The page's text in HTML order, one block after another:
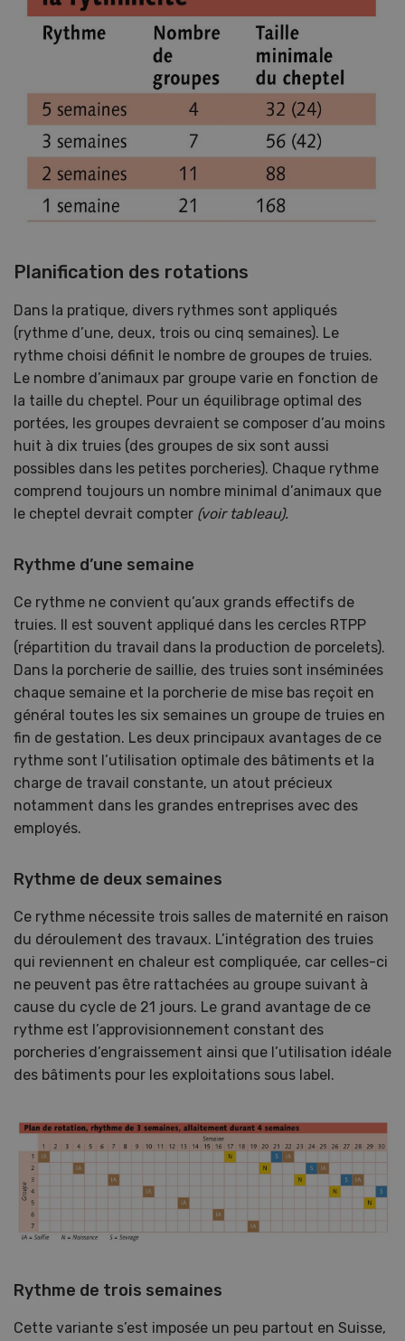
Planification des rotations
Dans la pratique, divers rythmes sont appliqués
(rythme d’une, deux, trois ou cinq semaines). Le
rythme choisi définit le nombre de groupes de truies.
Le nombre d’animaux par groupe varie en fonction de
la taille du cheptel. Pour un équilibrage optimal des
portées, les groupes devraient se composer d’au moins
huit à dix truies (des groupes de six sont aussi
possibles dans les petites porcheries). Chaque rythme
comprend toujours un nombre minimal d’animaux que
le cheptel devrait compter (voir tableau).
Rythme d’une semaine
Ce rythme ne convient qu’aux grands effectifs de
truies. Il est souvent appliqué dans les cercles RTPP
(répartition du travail dans la production de porcelets).
Dans la porcherie de saillie, des truies sont inséminées
chaque semaine et la porcherie de mise bas reçoit en
général toutes les six semaines un groupe de truies en
fin de gestation. Les deux principaux avantages de ce
rythme sont l’utilisation optimale des bâtiments et la
charge de travail constante, un atout précieux
notamment dans les grandes entreprises avec des
employés.
Rythme de deux semaines
Ce rythme nécessite trois salles de maternité en raison
du déroulement des travaux. L’intégration des truies
qui reviennent en chaleur est compliquée, car celles-ci
ne peuvent pas être rattachées au groupe suivant à
cause du cycle de 21 jours. Le grand avantage de ce
rythme est l’approvisionnement constant des
porcheries d’engraissement ainsi que l’utilisation idéale
des bâtiments pour les exploitations sous label.
Rythme de trois semaines
Cette variante s’est imposée un peu partout en Suisse,